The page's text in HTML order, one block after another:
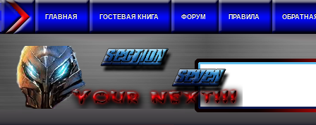
ГЛАВНАЯ ГОСТЕВАЯ КНИГА ФОРУМ ПРАВИЛА